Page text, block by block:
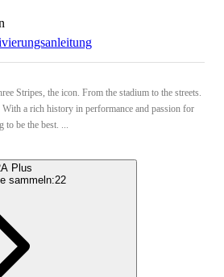
Stripes, the icon. From the stadium to the streets.
a rich history in performance and passion for
to be the best. ...
Plus
sammeln:22